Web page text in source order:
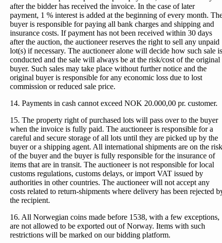
after the bidder has received the invoice. In the case of later
payment, 1 % interest is added at the beginning of every month.
buyer is responsible for paying all bank charges and shipping and
insurance costs. If payment has not been received within 30 days
after the auction, the auctioneer reserves the right to sell any unpaid
lot(s) if necessary. The auctioneer alone will decide how such sale is
conducted and the sale will always be at the risk/cost of the original
buyer. Such sales may take place without further notice and the
original buyer is responsible for any economic loss due to lost
commission or reduced sale price.
14. Payments in cash cannot exceed NOK 20.000,00 pr. customer.
15. The property right of purchased lots will pass over to the buyer
when the invoice is fully paid. The auctioneer is responsible for a
careful and secure storage of all lots until they are picked up by the
buyer or a shipping agent. All international shipments are on the risk
of the buyer and the buyer is fully responsible for the insurance of
items that are in transit. The auctioneer is not responsible for local
customs regulations, customs delays, or import VAT issued by
authorities in other countries. The auctioneer will not accept any
costs related to return-shipments where delivery has been rejected
the recipient.
16. All Norwegian coins made before 1538, with a few exceptions,
are not allowed to be exported out of Norway. Items with such
restrictions will be marked on our bidding platform.